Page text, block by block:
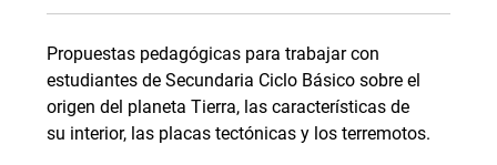
Propuestas pedagógicas para trabajar con
estudiantes de Secundaria Ciclo Básico sobre el
origen del planeta Tierra, las características de
su interior, las placas tectónicas y los terremotos.